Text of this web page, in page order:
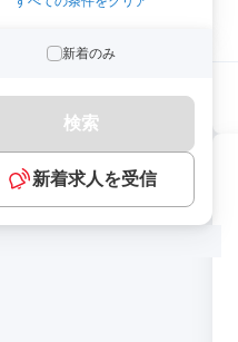
新着のみ
検索
新着求人を受信